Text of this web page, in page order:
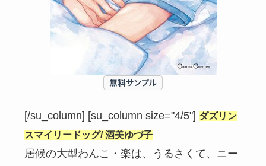
[/su_column] [su_column size="4/5"] ダズリン
スマイリードッグ/ 酒美ゆづ子
居候の大型わんこ・楽は、うるさくて、ニー